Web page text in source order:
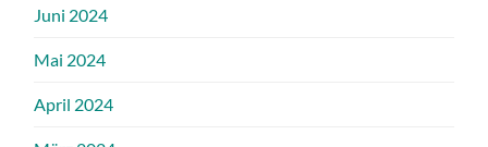
Juni 2024
Mai 2024
April 2024